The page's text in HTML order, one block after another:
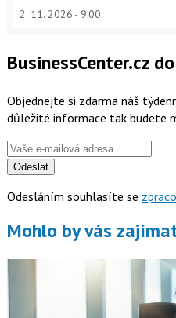
2. 11. 2026 9:00
BusinessCenter.cz
Objednejte si zdarma náš
důležité informace tak budete
Odeslat
Odesláním souhlasíte se
Mohlo by vás